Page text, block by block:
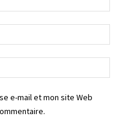
:*
e-mail et mon site Web